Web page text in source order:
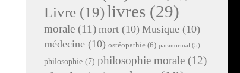
Livre (19)livres (29)
morale (11) mort (10) Musique (10)
médecine (10) ostéopathie (6) paranormal (5)
philosophie (7) philosophie morale (12)